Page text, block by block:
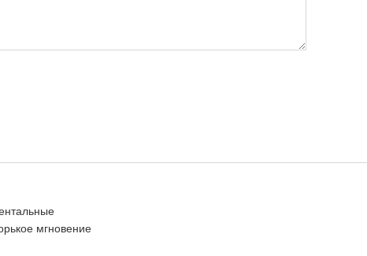
мгновение